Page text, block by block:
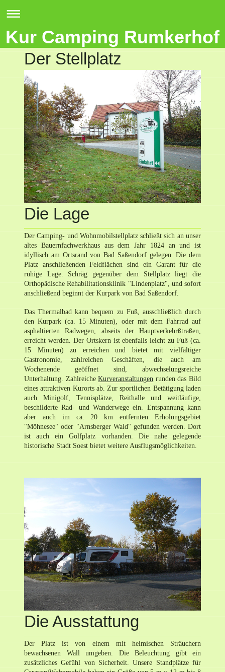
Kur Camping Rumkerhof
Der Stellplatz
Die Lage
Der Camping- und Wohnmobilstellplatz schließt sich an unser
altes Bauernfachwerkhaus aus dem Jahr 1824 an und ist
idyllisch am Ortsrand von Bad Saßendorf gelegen. Die dem
Platz anschließenden Feldflächen sind ein Garant für die
ruhige Lage. Schräg gegenüber dem Stellplatz liegt die
Orthopädische Rehabilitationsklinik "Lindenplatz", und sofort
anschließend beginnt der Kurpark von Bad Saßendorf.
Das Thermalbad kann bequem zu Fuß, ausschließlich durch
den Kurpark (ca. 15 Minuten), oder mit dem Fahrrad auf
asphaltierten Radwegen, abseits der Hauptverkehrßtraßen,
erreicht werden. Der Ortskern ist ebenfalls leicht zu Fuß (ca.
15 Minuten) zu erreichen und bietet mit vielfältiger
Gastronomie, zahlreichen Geschäften, die auch am
Wochenende geöffnet sind, abwechselungsreiche
Unterhaltung. ZahlreicheKurveranstaltungen runden das Bild
eines attraktiven Kurorts ab. Zur sportlichen Betätigung laden
auch Minigolf, Tennisplätze, Reithalle und weitläufige,
beschilderte Rad- und Wanderwege ein. Entspannung kann
aber auch im ca. 20 km entfernten Erholungsgebiet
"Möhnesee" oder "Arnsberger Wald" gefunden werden. Dort
ist auch ein Golfplatz vorhanden. Die nahe gelegende
historische Stadt Soest bietet weitere Ausflugsmöglichkeiten.
Die Ausstattung
Der Platz ist von einem mit heimischen Sträuchern
bewachsenen Wall umgeben. Die Beleuchtung gibt ein
zusätzliches Gefühl von Sicherheit. Unsere Standplätze für